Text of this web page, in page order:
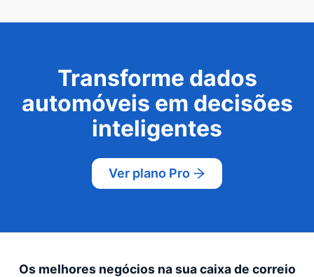
Transforme dados
automóveis em decisões
inteligentes
Ver plano Pro
Os melhores negócios na sua caixa de correio